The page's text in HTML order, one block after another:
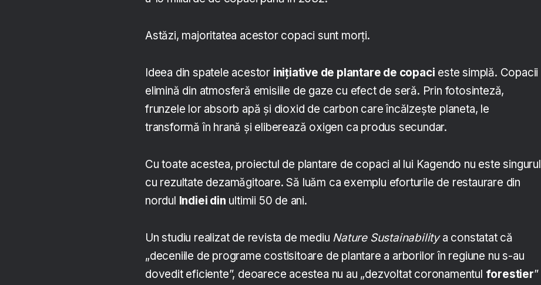
Astăzi, majoritatea acestor copaci sunt morți.
Ideea din spatele acestor inițiative de plantare de copaci este simplă. Copacii
elimină din atmosferă emisiile de gaze cu efect de seră. Prin fotosinteză,
frunzele lor absorb apă și dioxid de carbon care încălzește planeta, le
transformă în hrană și eliberează oxigen ca produs secundar.
Cu toate acestea, proiectul de plantare de copaci al lui Kagendo nu este singurul
cu rezultate dezamăgitoare. Să luăm ca exemplu eforturile de restaurare din
nordul Indiei din ultimii 50 de ani.
Un studiu realizat de revista de mediu Nature Sustainabilitya constatat că
„deceniile de programe costisitoare de plantare a arborilor în regiune nu s-au
dovedit eficiente”, deoarece acestea nu au „dezvoltat coronamentul forestier”